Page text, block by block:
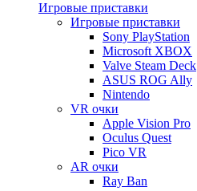
Игровые приставки
Игровые приставки
Sony PlayStation
Microsoft XBOX
Valve Steam Deck
ASUS ROG Ally
Nintendo
VR очки
Apple Vision Pro
Oculus Quest
Pico VR
AR очки
Ray Ban